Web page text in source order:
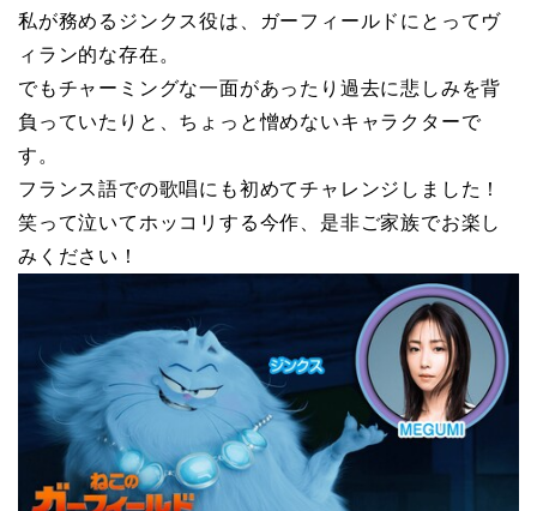
私が務めるジンクス役は、ガーフィールドにとってヴ
ィラン的な存在。
でもチャーミングな一面があったり過去に悲しみを背
負っていたりと、ちょっと憎めないキャラクターで
す。
フランス語での歌唱にも初めてチャレンジしました！
笑って泣いてホッコリする今作、是非ご家族でお楽し
みください！